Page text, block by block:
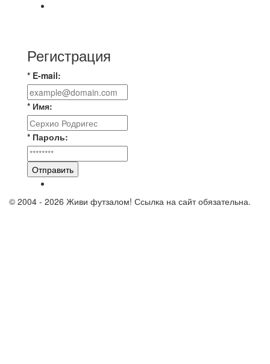
Регистрация
* E-mail:
* Имя:
* Пароль:
Отправить
© 2004 - 2026 Живи футзалом! Ссылка на сайт обязательна.